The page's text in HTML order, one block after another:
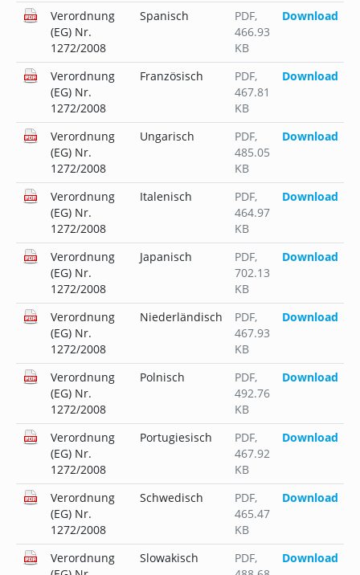
Verordnung
(EG) Nr.
1272/2008
Spanisch PDF,
466.93
KB
Download
Verordnung
(EG) Nr.
1272/2008
Französisch PDF,
467.81
KB
Download
Verordnung
(EG) Nr.
1272/2008
Ungarisch PDF,
485.05
KB
Download
Verordnung
(EG) Nr.
1272/2008
Italenisch PDF,
464.97
KB
Download
Verordnung
(EG) Nr.
1272/2008
Japanisch PDF,
702.13
KB
Download
Verordnung
(EG) Nr.
1272/2008
Niederländisch PDF,
467.93
KB
Download
Verordnung
(EG) Nr.
1272/2008
Polnisch PDF,
492.76
KB
Download
Verordnung
(EG) Nr.
1272/2008
Portugiesisch PDF,
467.92
KB
Download
Verordnung
(EG) Nr.
1272/2008
Schwedisch PDF,
465.47
KB
Download
Verordnung
Slowakisch PDF,
Download